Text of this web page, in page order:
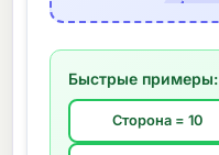
Быстрые примеры:
Сторона = 10